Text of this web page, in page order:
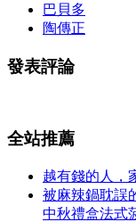
巴貝多
陶傳正
發表評論
全站推薦
越有錢的人，
被麻辣鍋耽誤
中秋禮盒法式